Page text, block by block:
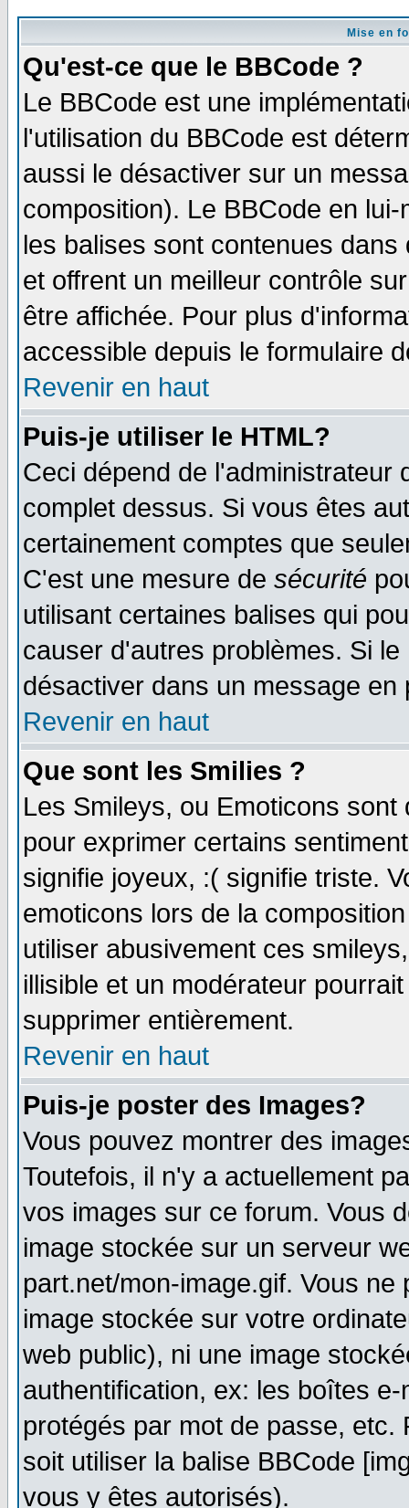
Mise en
Qu'est-ce que le BBCode ?
Le BBCode est une
l'utilisation du BBCode est
aussi le désactiver sur un
composition). Le BBCode en
les balises sont contenues
et offrent un meilleur contrôle
être affichée. Pour plus
accessible depuis le formulaire
Revenir en haut
Puis-je utiliser le HTML?
Ceci dépend de l'administrateur
complet dessus. Si vous êtes
certainement comptes que
C'est une mesure de sécurité
utilisant certaines balises qui
causer d'autres problèmes. Si
désactiver dans un message
Revenir en haut
Que sont les Smilies ?
Les Smileys, ou Emoticons
pour exprimer certains
signifie joyeux, :( signifie triste.
emoticons lors de la
utiliser abusivement ces
illisible et un modérateur
supprimer entièrement.
Revenir en haut
Puis-je poster des Images?
Vous pouvez montrer des
Toutefois, il n'y a actuellement
vos images sur ce forum. Vous
image stockée sur un serveur
part.net/mon-image.gif. Vous
image stockée sur votre
web public), ni une image
authentification, ex: les boîtes
protégés par mot de passe,
soit utiliser la balise BBCode
vous y êtes autorisés).